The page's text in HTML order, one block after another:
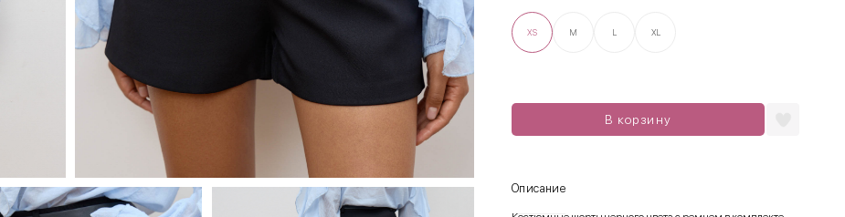
XS M L XL
В корзину
Описание